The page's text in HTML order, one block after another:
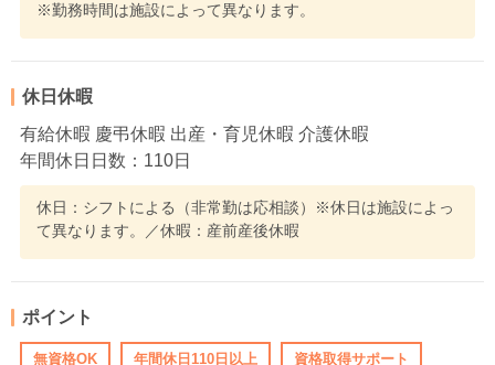
※勤務時間は施設によって異なります。
休日休暇
有給休暇 慶弔休暇 出産・育児休暇 介護休暇
年間休日日数：110日
休日：シフトによる（非常勤は応相談）※休日は施設によっ
て異なります。／休暇：産前産後休暇
ポイント
無資格OK 年間休日110日以上 資格取得サポート